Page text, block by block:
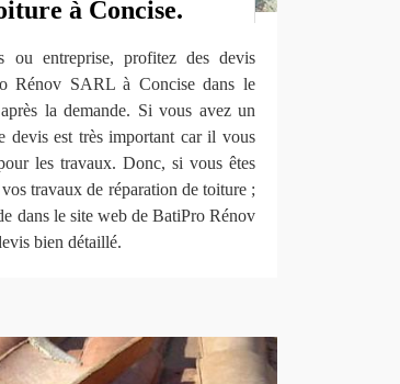
à Concise.
ou entreprise, profitez des devis
Rénov SARL à Concise dans le
la demande. Si vous avez un
devis est très important car il vous
les travaux. Donc, si vous êtes
travaux de réparation de toiture ;
dans le site web de BatiPro Rénov
bien détaillé.